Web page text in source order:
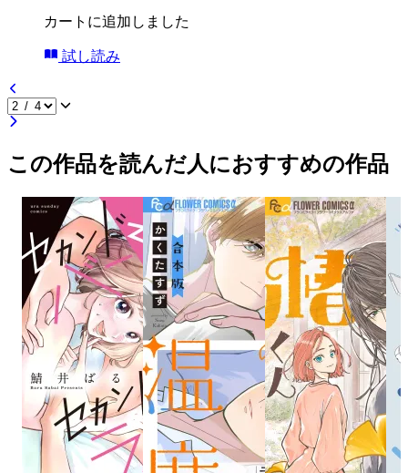
カートに追加しました
試し読み
この作品を読んだ人におすすめの作品